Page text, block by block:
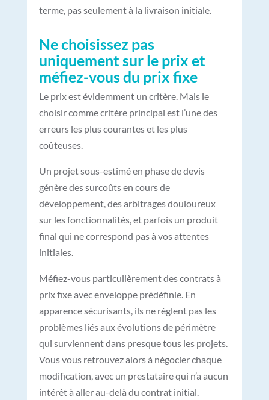
terme, pas seulement à la livraison initiale.
Ne choisissez pas
uniquement sur le prix et
méfiez-vous du prix fixe
Le prix est évidemment un critère. Mais le
choisir comme critère principal est l’une des
erreurs les plus courantes et les plus
coûteuses.
Un projet sous-estimé en phase de devis
génère des surcoûts en cours de
développement, des arbitrages douloureux
sur les fonctionnalités, et parfois un produit
final qui ne correspond pas à vos attentes
initiales.
Méfiez-vous particulièrement des contrats à
prix fixe avec enveloppe prédéfinie. En
apparence sécurisants, ils ne règlent pas les
problèmes liés aux évolutions de périmètre
qui surviennent dans presque tous les projets.
Vous vous retrouvez alors à négocier chaque
modification, avec un prestataire qui n’a aucun
intérêt à aller au-delà du contrat initial.